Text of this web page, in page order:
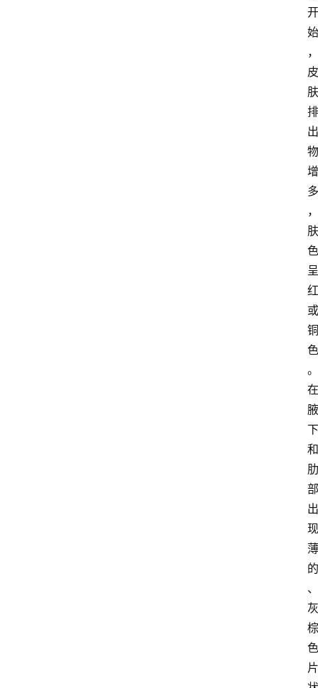
开
始
，
皮
肤
排
出
物
增
多
，
肤
色
呈
红
或
铜
色
。
在
腋
下
和
肋
部
出
现
薄
的
、
灰
棕
色
片